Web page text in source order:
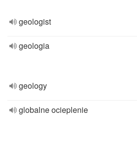
geologist
geologia
geology
globalne ocieplenie